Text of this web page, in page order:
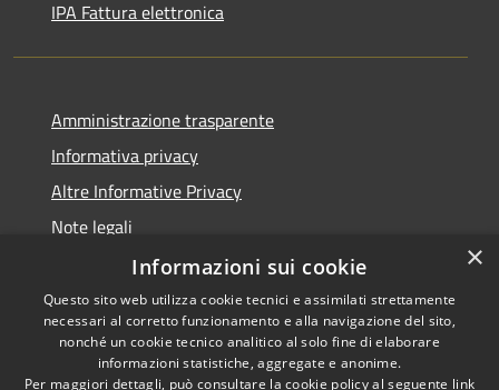
IPA Fattura elettronica
Amministrazione trasparente
Informativa privacy
Altre Informative Privacy
Note legali
Dichiarazione di accessibilità
RSS
Copyright © 2026 • Comune di
×
Informazioni sui cookie
Questo sito web utilizza cookie tecnici e assimilati strettamente
necessari al corretto funzionamento e alla navigazione del sito,
nonché un cookie tecnico analitico al solo fine di elaborare
informazioni statistiche, aggregate e anonime.
Per maggiori dettagli, può consultare la cookie policy al seguente link